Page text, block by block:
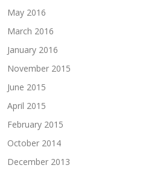
May 2016
March 2016
January 2016
November 2015
June 2015
April 2015
February 2015
October 2014
December 2013